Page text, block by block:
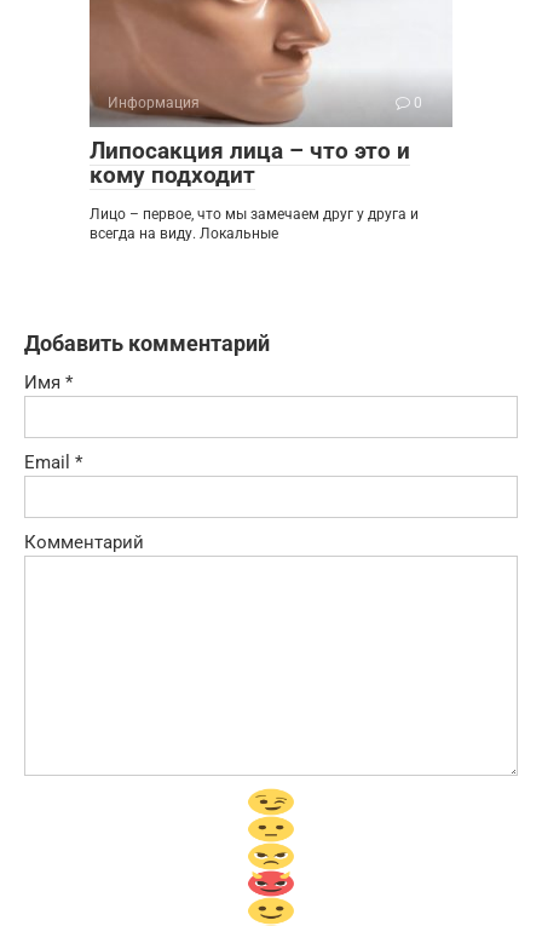
Информация 0
Липосакция лица – что это и
кому подходит
Лицо – первое, что мы замечаем друг у друга и
всегда на виду. Локальные
Добавить комментарий
Имя *
Email *
Комментарий